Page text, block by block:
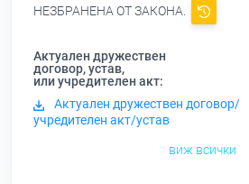
НЕЗБРАНЕНА ОТ ЗАКОНА.
Актуален дружествен
договор, устав,
или учредителен акт:
Актуален дружествен договор/
учредителен акт/устав
виж всички